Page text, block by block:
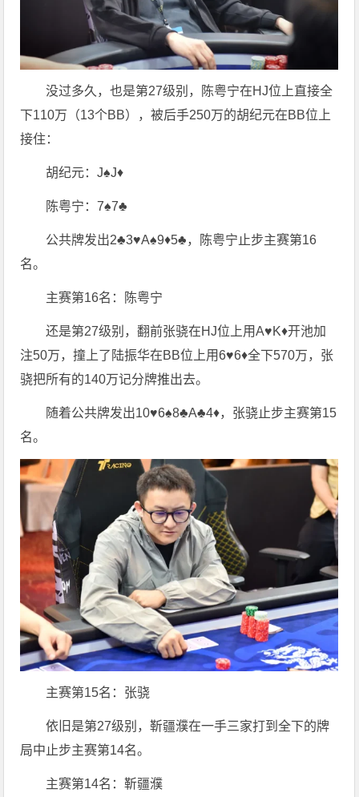
没过多久，也是第27级别，陈粤宁在HJ位上直接全
下110万（13个BB），被后手250万的胡纪元在BB位上
接住：
胡纪元：J♠️J♦️
陈粤宁：7♠️7♣️
公共牌发出2♣️3♥️A♠️9♦️5♣️，陈粤宁止步主赛第16
名。
主赛第16名：陈粤宁
还是第27级别，翻前张骁在HJ位上用A♥️K♦️开池加
注50万，撞上了陆振华在BB位上用6♥️6♦️全下570万，张
骁把所有的140万记分牌推出去。
随着公共牌发出10♥️6♠️8♣️A♣️4♦️，张骁止步主赛第15
名。
主赛第15名：张骁
依旧是第27级别，靳疆濮在一手三家打到全下的牌
局中止步主赛第14名。
主赛第14名：靳疆濮